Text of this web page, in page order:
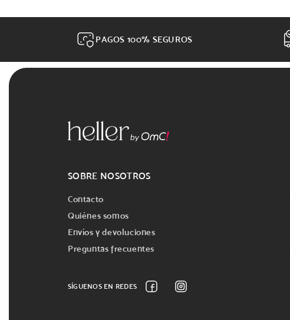
PAGOS 100% SEGUROS
SOBRE NOSOTROS
Contacto
Quiénes somos
Envíos y devoluciones
Preguntas frecuentes
SÍGUENOS EN REDES
FacebookInstagram